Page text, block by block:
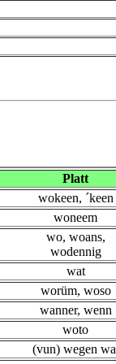
Platt
wokeen, ´keen
woneem
wo, woans,
wodennig
wat
worüm, woso
wanner, wenn
woto
(vun) wegen